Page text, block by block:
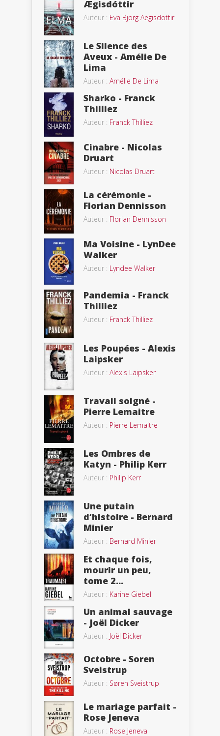
Ægisdóttir
Auteur : Eva Björg Aegisdottir
Le Silence des
Aveux - Amélie De
Lima
Auteur : Amélie De Lima
Sharko - Franck
Thilliez
Auteur : Franck Thilliez
Cinabre - Nicolas
Druart
Auteur : Nicolas Druart
La cérémonie -
Florian Dennisson
Auteur : Florian Dennisson
Ma Voisine - LynDee
Walker
Auteur : Lyndee Walker
Pandemia - Franck
Thilliez
Auteur : Franck Thilliez
Les Poupées - Alexis
Laipsker
Auteur : Alexis Laipsker
Travail soigné -
Pierre Lemaitre
Auteur : Pierre Lemaitre
Les Ombres de
Katyn - Philip Kerr
Auteur : Philip Kerr
Une putain
d’histoire - Bernard
Minier
Auteur : Bernard Minier
Et chaque fois,
mourir un peu,
tome 2...
Auteur : Karine Giebel
Un animal sauvage
- Joël Dicker
Auteur : Joël Dicker
Octobre - Soren
Sveistrup
Auteur : Søren Sveistrup
Le mariage parfait -
Rose Jeneva
Auteur : Rose Jeneva